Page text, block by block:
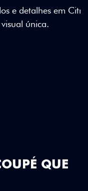
detalhes em Citrus
única.
QUE